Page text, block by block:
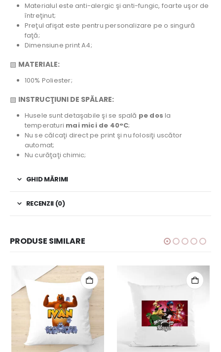
Materialul este anti-alergic şi anti-fungic, foarte uşor de
întreţinut;
Preţul afişat este pentru personalizare pe o singură
faţă;
Dimensiune print A4;
▧ MATERIALE:
100% Poliester;
▧ INSTRUCŢIUNI DE SPĂLARE:
Husele sunt detaşabile şi se spală pe dos la
temperaturi mai mici de 40°C;
Nu se călcaţi direct pe print şi nu folosiţi uscător
automat;
Nu curăţaţi chimic;
GHID MĂRIMI
RECENZII (0)
PRODUSE SIMILARE